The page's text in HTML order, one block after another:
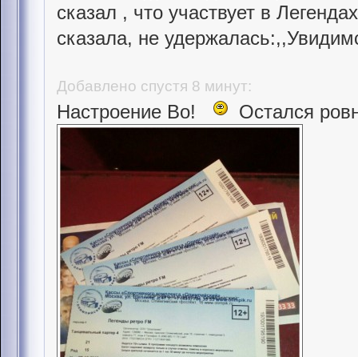
сказал , что участвует в
сказала, не
Добавлено спустя 8 минут:
Настроение Во! Остался